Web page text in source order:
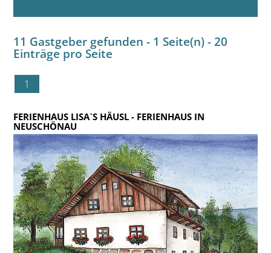
11 Gastgeber gefunden - 1 Seite(n) - 20
Einträge pro Seite
1
FERIENHAUS LISA`S HÄUSL- FERIENHAUS IN
NEUSCHÖNAU